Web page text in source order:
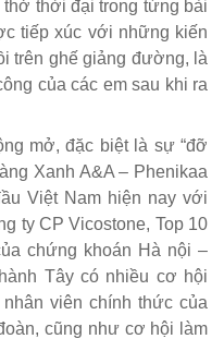
thời đại trong từng bài
tiếp xúc với những kiến
trên ghế giảng đường, là
của các em sau khi ra
mở, đặc biệt là sự “đỡ
Xanh A&A – Phenikaa
Việt Nam hiện nay với
ty CP Vicostone, Top 10
chứng khoán Hà nội –
Tây có nhiều cơ hội
viên chính thức của
cũng như cơ hội làm